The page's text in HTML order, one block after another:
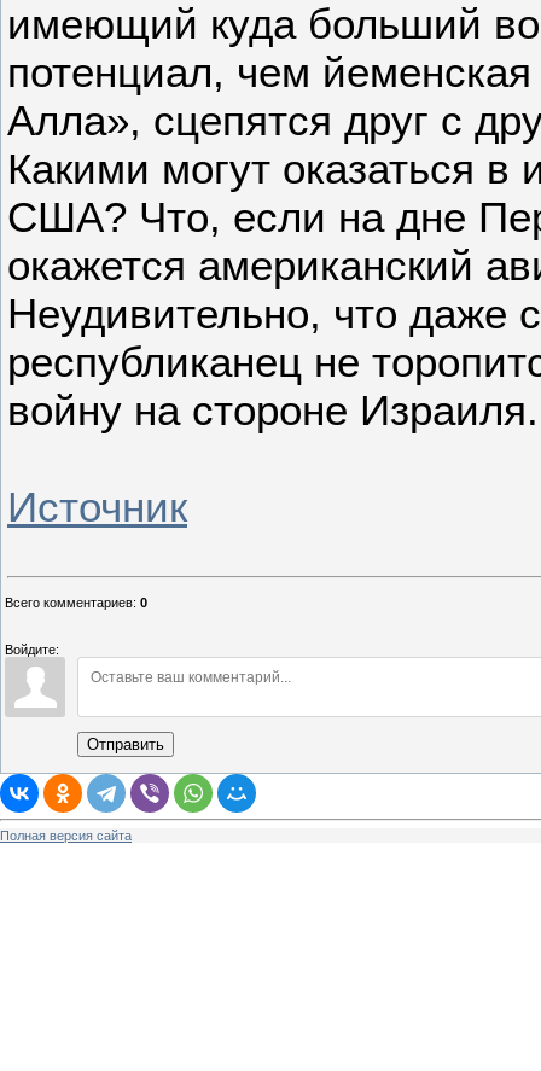
имеющий куда больший
потенциал, чем
Алла», сцепятся друг с
Какими могут оказаться в
США? Что, если на дне
окажется американский
Неудивительно, что даже
республиканец не
войну на стороне Израиля.
Источник
Всего комментариев: 0
Войдите:
Отправить
Полная версия сайта